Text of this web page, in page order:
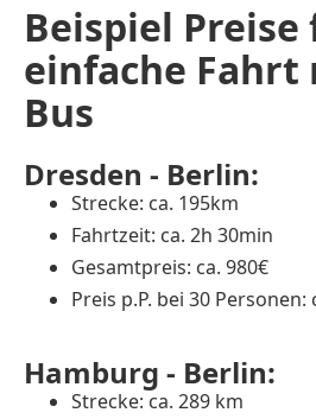
Beispiel
einfache Fahrt
Bus
Dresden - Berlin:
Strecke: ca. 195km
Fahrtzeit: ca. 2h 30min
Gesamtpreis: ca. 980€
Preis p.P. bei 30 Personen:
Hamburg - Berlin:
Strecke: ca. 289 km